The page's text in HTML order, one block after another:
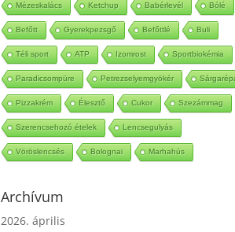
Mascarpone Steevia Fimom Mérték
Mézeskalács Ketchup Babérlevél Bólé
Befőtt Gyerekpezsgő Befőttlé Buli
Téli sport ATP Izomrost Sportbiokémia
Paradicsompüre Petrezselyemgyökér Sárgarépa
Pizzakrém Élesztő Cukor
Szerencsehozó ételek Lencsegulyás
Archívum